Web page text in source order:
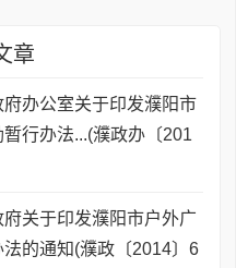
章
办公室关于印发濮阳市
行办法...(濮政办〔201
关于印发濮阳市户外广
的通知(濮政〔2014〕6